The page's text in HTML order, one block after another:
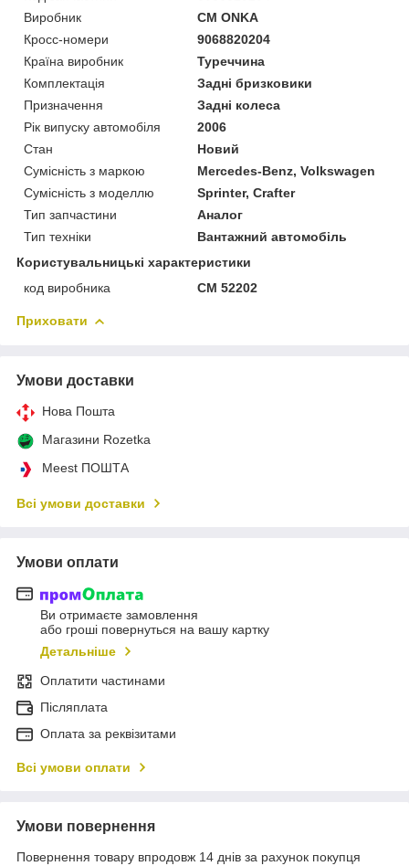
Виробник
CM ONKA
Кросс-номери
9068820204
Країна виробник
Туреччина
Комплектація
Задні бризковики
Призначення
Задні колеса
Рік випуску автомобіля
2006
Стан
Новий
Сумісність з маркою
Mercedes-Benz, Volkswagen
Сумісність з моделлю
Sprinter, Crafter
Тип запчастини
Аналог
Тип техніки
Вантажний автомобіль
Користувальницькі характеристики
код виробника
CM 52202
Приховати
Умови доставки
Нова Пошта
Магазини Rozetka
Meest ПОШТА
Всі умови доставки
Умови оплати
Ви отримаєте замовлення
або гроші повернуться на вашу картку
Детальніше
Оплатити частинами
Післяплата
Оплата за реквізитами
Всі умови оплати
Умови повернення
Повернення товару впродовж 14 днів за рахунок покупця